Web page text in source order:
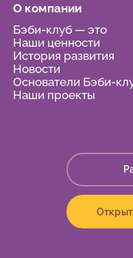
О компании
Бэби-клуб — это
Наши ценности
История развития
Новости
Основатели Бэби-
Наши проекты